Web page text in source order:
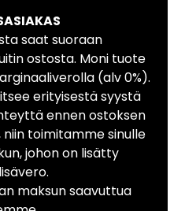
saat suoraan
ostosta. Moni tuote
(alv 0%).
erityisestä syystä
ennen ostoksen
niin toimitamme sinulle
johon on lisätty
maksun saavuttua